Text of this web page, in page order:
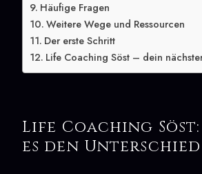
Häufige Fragen
Weitere Wege und Ressourcen
Der erste Schritt
Life Coaching Söst – dein
Life Coaching Söst:
es den